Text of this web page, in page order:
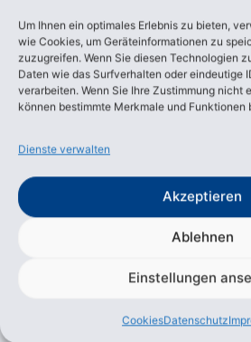
Um Ihnen ein optimales Erlebnis zu bieten,
wie Cookies, um Geräteinformationen zu
zuzugreifen. Wenn Sie diesen Technologien
Daten wie das Surfverhalten oder eindeutige
verarbeiten. Wenn Sie Ihre Zustimmung nicht
können bestimmte Merkmale und Funktionen
Dienste verwalten
Akzeptieren
Ablehnen
Einstellungen
CookiesDatenschutz